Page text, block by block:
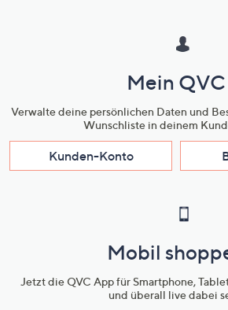
Mein QVC
Verwalte deine persönlichen Daten und
Wunschliste in deinem
Kunden-Konto
Mobil
Jetzt die QVC App für Smartphone,
und überall live dabei